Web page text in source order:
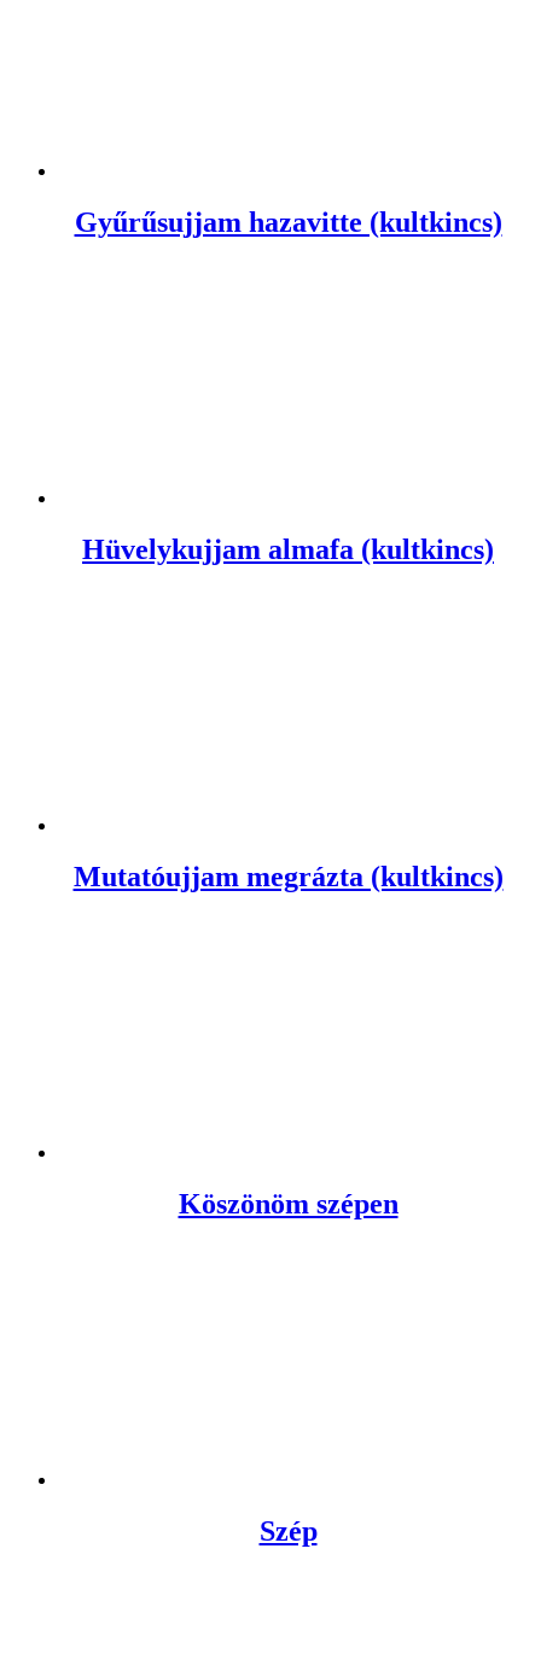
Gyűrűsujjam hazavitte (kultkincs)
Hüvelykujjam almafa (kultkincs)
Mutatóujjam megrázta (kultkincs)
Köszönöm szépen
Szép